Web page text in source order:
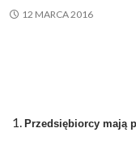
12 MARCA 2016
Przedsiębiorcy mają